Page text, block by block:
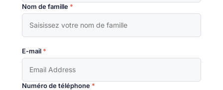
Nom de famille *
E-mail *
Numéro de téléphone *